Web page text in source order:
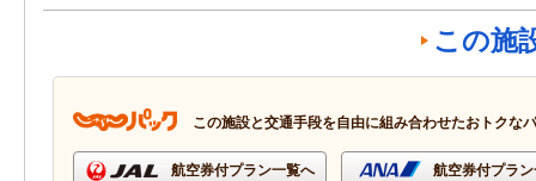
この施
この施設と交通手段を自由に組み合わせたおトクな
航空券付プラン一覧へ 航空券付プラ